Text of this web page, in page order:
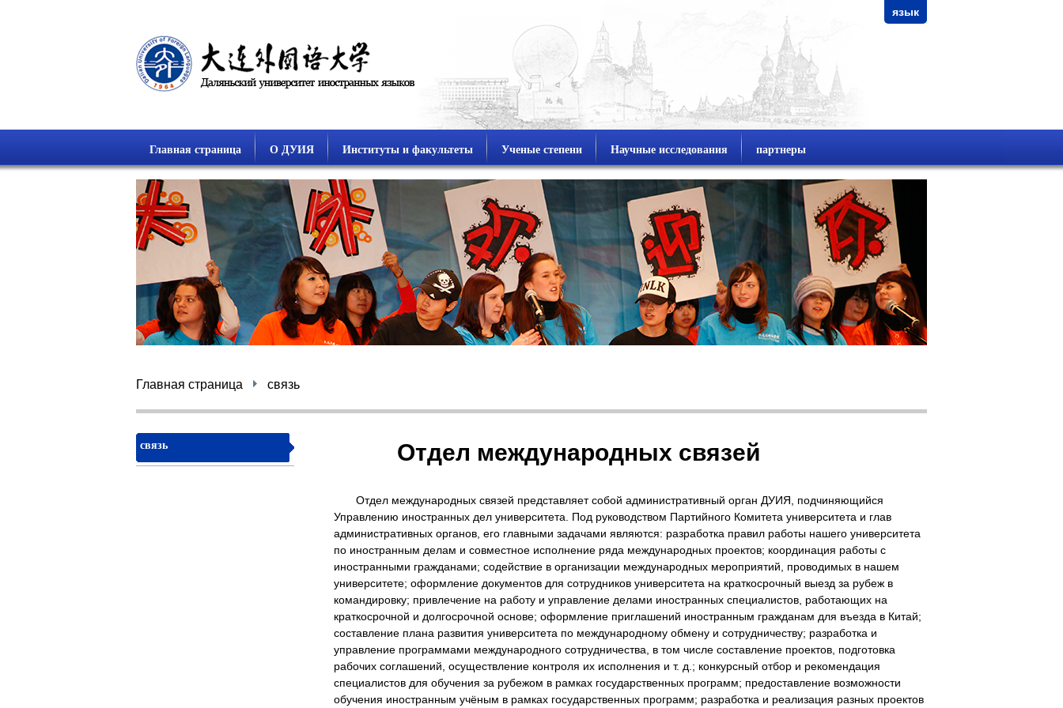
язык
Главная страница О ДУИЯ Институты и факультеты Ученые степени Научные исследования партнеры
Главная страница связь
связь Отдел международных связей
Отдел международных связей представляет собой административный орган ДУИЯ, подчиняющийся
Управлению иностранных дел университета. Под руководством Партийного Комитета университета и глав
административных органов, его главными задачами являются: разработка правил работы нашего университета
по иностранным делам и совместное исполнение ряда международных проектов; координация работы с
иностранными гражданами; содействие в организации международных мероприятий, проводимых в нашем
университете; оформление документов для сотрудников университета на краткосрочный выезд за рубеж в
командировку; привлечение на работу и управление делами иностранных специалистов, работающих на
краткосрочной и долгосрочной основе; оформление приглашений иностранным гражданам для въезда в Китай;
составление плана развития университета по международному обмену и сотрудничеству; разработка и
управление программами международного сотрудничества, в том числе составление проектов, подготовка
рабочих соглашений, осуществление контроля их исполнения и т. д.; конкурсный отбор и рекомендация
специалистов для обучения за рубежом в рамках государственных программ; предоставление возможности
обучения иностранным учёным в рамках государственных программ; разработка и реализация разных проектов